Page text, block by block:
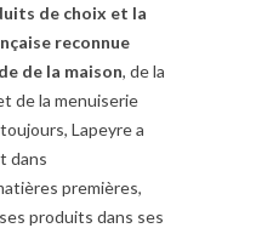
de choix et la
reconnue
de la maison, de la
de la menuiserie
Lapeyre a
dans
premières,
produits dans ses